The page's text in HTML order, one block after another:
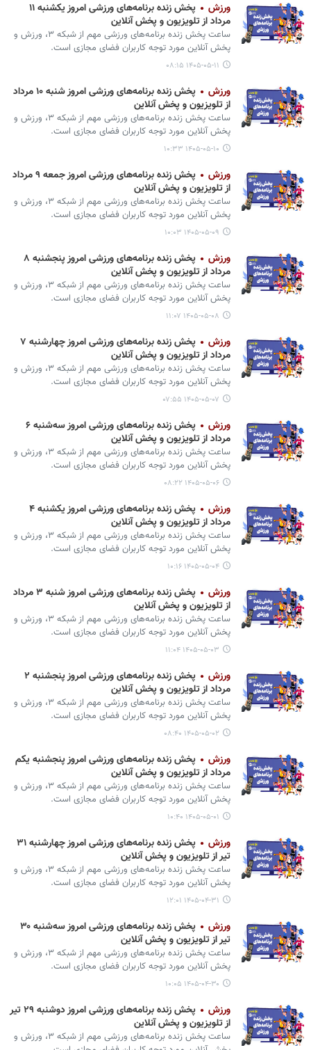
ورزش
پخش زنده برنامه‌های ورزشی امروز یکشنبه ۱۱
مرداد از تلویزیون و پخش آنلاین
ساعت پخش زنده برنامه‌های ورزشی مهم از شبکه ۳، ورزش و
پخش آنلاین مورد توجه کاربران فضای مجازی است.
۱۴۰۵-۰۵-۱۱ ۰۸:۱۵
ورزش
پخش زنده برنامه‌های ورزشی امروز شنبه ۱۰ مرداد
از تلویزیون و پخش آنلاین
ساعت پخش زنده برنامه‌های ورزشی مهم از شبکه ۳، ورزش و
پخش آنلاین مورد توجه کاربران فضای مجازی است.
۱۴۰۵-۰۵-۱۰ ۱۰:۳۳
ورزش
پخش زنده برنامه‌های ورزشی امروز جمعه ۹ مرداد
از تلویزیون و پخش آنلاین
ساعت پخش زنده برنامه‌های ورزشی مهم از شبکه ۳، ورزش و
پخش آنلاین مورد توجه کاربران فضای مجازی است.
۱۴۰۵-۰۵-۰۹ ۱۰:۰۳
ورزش
پخش زنده برنامه‌های ورزشی امروز پنجشنبه ۸
مرداد از تلویزیون و پخش آنلاین
ساعت پخش زنده برنامه‌های ورزشی مهم از شبکه ۳، ورزش و
پخش آنلاین مورد توجه کاربران فضای مجازی است.
۱۴۰۵-۰۵-۰۸ ۱۱:۰۷
ورزش
پخش زنده برنامه‌های ورزشی امروز چهارشنبه ۷
مرداد از تلویزیون و پخش آنلاین
ساعت پخش زنده برنامه‌های ورزشی مهم از شبکه ۳، ورزش و
پخش آنلاین مورد توجه کاربران فضای مجازی است.
۱۴۰۵-۰۵-۰۷ ۰۷:۵۵
ورزش
پخش زنده برنامه‌های ورزشی امروز سه‌شنبه ۶
مرداد از تلویزیون و پخش آنلاین
ساعت پخش زنده برنامه‌های ورزشی مهم از شبکه ۳، ورزش و
پخش آنلاین مورد توجه کاربران فضای مجازی است.
۱۴۰۵-۰۵-۰۶ ۰۸:۲۲
ورزش
پخش زنده برنامه‌های ورزشی امروز یکشنبه ۴
مرداد از تلویزیون و پخش آنلاین
ساعت پخش زنده برنامه‌های ورزشی مهم از شبکه ۳، ورزش و
پخش آنلاین مورد توجه کاربران فضای مجازی است.
۱۴۰۵-۰۵-۰۴ ۱۰:۱۶
ورزش
پخش زنده برنامه‌های ورزشی امروز شنبه ۳ مرداد
از تلویزیون و پخش آنلاین
ساعت پخش زنده برنامه‌های ورزشی مهم از شبکه ۳، ورزش و
پخش آنلاین مورد توجه کاربران فضای مجازی است.
۱۴۰۵-۰۵-۰۳ ۱۱:۰۴
ورزش
پخش زنده برنامه‌های ورزشی امروز پنجشنبه ۲
مرداد از تلویزیون و پخش آنلاین
ساعت پخش زنده برنامه‌های ورزشی مهم از شبکه ۳، ورزش و
پخش آنلاین مورد توجه کاربران فضای مجازی است.
۱۴۰۵-۰۵-۰۲ ۰۸:۴۰
ورزش
پخش زنده برنامه‌های ورزشی امروز پنجشنبه یکم
مرداد از تلویزیون و پخش آنلاین
ساعت پخش زنده برنامه‌های ورزشی مهم از شبکه ۳، ورزش و
پخش آنلاین مورد توجه کاربران فضای مجازی است.
۱۴۰۵-۰۵-۰۱ ۱۰:۴۰
ورزش
پخش زنده برنامه‌های ورزشی امروز چهارشنبه ۳۱
تیر از تلویزیون و پخش آنلاین
ساعت پخش زنده برنامه‌های ورزشی مهم از شبکه ۳، ورزش و
پخش آنلاین مورد توجه کاربران فضای مجازی است.
۱۴۰۵-۰۴-۳۱ ۱۲:۰۱
ورزش
پخش زنده برنامه‌های ورزشی امروز سه‌شنبه ۳۰
تیر از تلویزیون و پخش آنلاین
ساعت پخش زنده برنامه‌های ورزشی مهم از شبکه ۳، ورزش و
پخش آنلاین مورد توجه کاربران فضای مجازی است.
۱۴۰۵-۰۴-۳۰ ۱۰:۰۵
ورزش
پخش زنده برنامه‌های ورزشی امروز دوشنبه ۲۹ تیر
از تلویزیون و پخش آنلاین
ساعت پخش زنده برنامه‌های ورزشی مهم از شبکه ۳، ورزش و